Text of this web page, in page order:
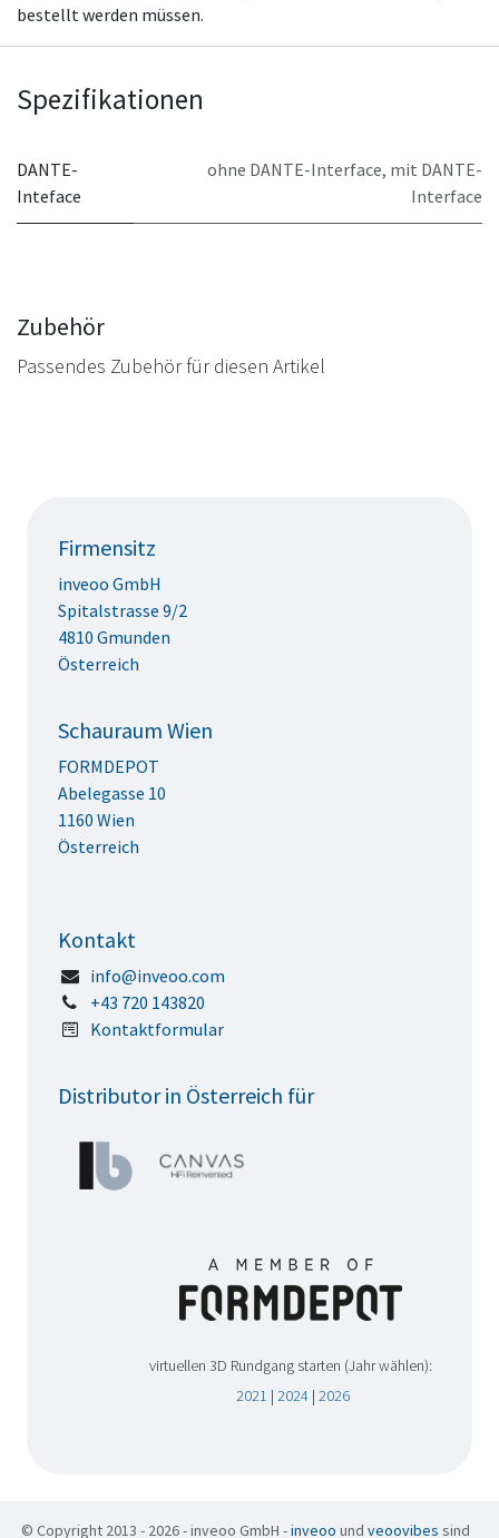
bestellt werden müssen.
Spezifikationen
DANTE-
Inteface
ohne DANTE-Interface, mit DANTE-
Interface
Zubehör
Passendes Zubehör für diesen Artikel
Firmensitz
inveoo GmbH
Spitalstrasse 9/2
4810 Gmunden
Österreich
Distributor in Österreich für
virtuellen 3D Rundgang starten (Jahr wählen):
2021 | 2024| 2026
Schauraum Wien
FORMDEPOT
Abelegasse 10
1160 Wien
Österreich
Kontakt
info@inveoo.com
+43 720 143820
Kontaktformular
© Copyright 2013 - 2026 - inveoo GmbH -inveoo und veoovibes sind